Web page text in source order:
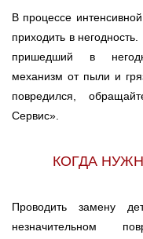
В процессе
приходить в
пришедший в
механизм от пыли и
повредился,
Сервис».
КОГДА
Проводить замену
незначительном